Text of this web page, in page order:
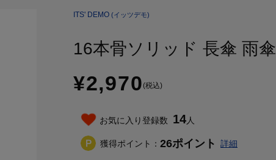
ITS' DEMO (イッツデモ)
16本骨ソリッド 長傘 雨傘
¥2,970(税込)
お気に入り登録数 14人
獲得ポイント： 26ポイント 詳細